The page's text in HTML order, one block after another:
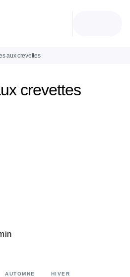
aux crevettes
crevettes
AUTOMNE HIVER